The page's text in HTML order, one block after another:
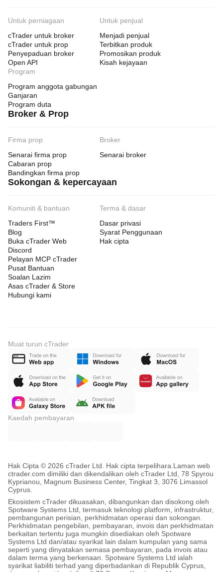
Untuk perniagaan
cTrader untuk broker
cTrader untuk prop
Penyepaduan broker
Open API
Untuk penjual
Menjadi penjual
Terbitkan produk
Promosikan produk
Kisah kejayaan
Program
Program anggota gabungan
Ganjaran
Program duta
Broker & Prop
Firma prop
Senarai firma prop
Cabaran prop
Bandingkan firma prop
Broker
Senarai broker
Sokongan & kepercayaan
Komuniti & bantuan
Traders First™
Blog
Buka cTrader Web
Discord
Pelayan MCP cTrader
Pusat Bantuan
Soalan Lazim
Asas cTrader & Store
Hubungi kami
Terma & dasar
Dasar privasi
Syarat Penggunaan
Hak cipta
Muat turun cTrader
Kaedah pembayaran
Hak Cipta © 2026 cTrader Ltd. Hak cipta terpelihara. Laman web
ctrader.com dimiliki dan dikendalikan oleh cTrader Ltd, 78 Spyrou
Kyprianou, Magnum Business Center, Tingkat 3, 3076 Limassol
Cyprus.
Ekosistem cTrader dikuasakan, dibangunkan dan disokong oleh
Spotware Systems Ltd, termasuk teknologi platform, infrastruktur,
pembangunan perisian, perkhidmatan operasi dan sokongan.
Perkhidmatan pengebilan, pembayaran, invois dan perkhidmatan
berkaitan tertentu juga mungkin disediakan oleh Spotware
Systems Ltd dan/atau syarikat lain dalam kumpulan yang sama
seperti yang dinyatakan semasa pembayaran, pada invois atau
dalam terma yang berkenaan. Spotware Systems Ltd ialah
syarikat liabiliti terhad yang diperbadankan di Republik Cyprus,